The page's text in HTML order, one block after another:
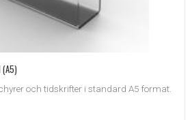
och tidskrifter i standard A5 format.